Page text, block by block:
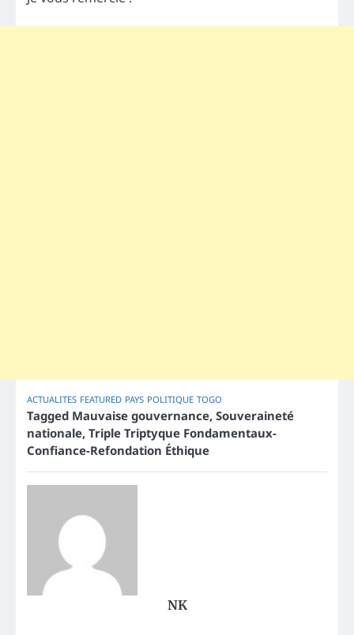
ACTUALITES FEATURED PAYS POLITIQUE TOGO
Tagged Mauvaise gouvernance, Souveraineté
nationale, Triple Triptyque Fondamentaux-
Confiance-Refondation Éthique
NK